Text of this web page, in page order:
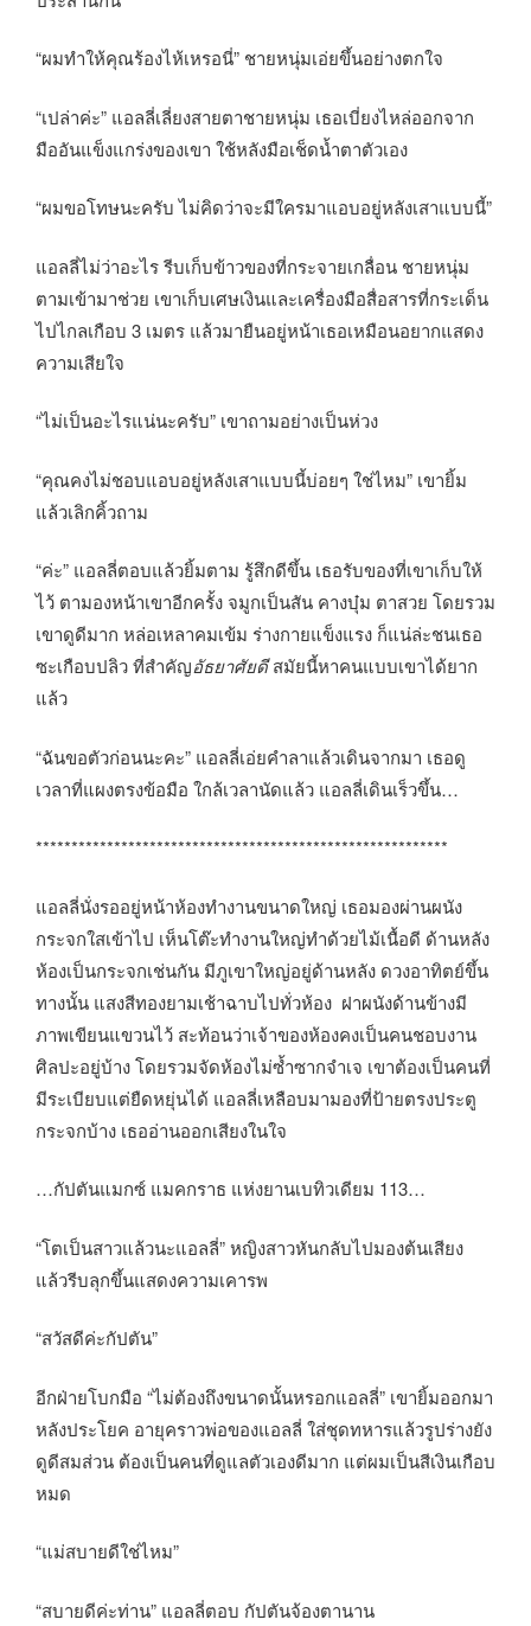
“ผมทำให้คุณร้องไห้เหรอนี่” ชายหนุ่มเอ่ยขึ้นอย่างตกใจ
“เปล่าค่ะ” แอลลี่เลี่ยงสายตาชายหนุ่ม เธอเบี่ยงไหล่ออกจาก
มืออันแข็งแกร่งของเขา ใช้หลังมือเช็ดน้ำตาตัวเอง
“ผมขอโทษนะครับ ไม่คิดว่าจะมีใครมาแอบอยู่หลังเสาแบบนี้”
แอลลี่ไม่ว่าอะไร รีบเก็บข้าวของที่กระจายเกลื่อน ชายหนุ่ม
ตามเข้ามาช่วย เขาเก็บเศษเงินและเครื่องมือสื่อสารที่กระเด็น
ไปไกลเกือบ 3 เมตร แล้วมายืนอยู่หน้าเธอเหมือนอยากแสดง
ความเสียใจ
“ไม่เป็นอะไรแน่นะครับ” เขาถามอย่างเป็นห่วง
“คุณคงไม่ชอบแอบอยู่หลังเสาแบบนี้บ่อยๆ ใช่ไหม” เขายิ้ม
แล้วเลิกคิ้วถาม
“ค่ะ” แอลลี่ตอบแล้วยิ้มตาม รู้สึกดีขึ้น เธอรับของที่เขาเก็บให้
ไว้ ตามองหน้าเขาอีกครั้ง จมูกเป็นสัน คางบุ๋ม ตาสวย โดยรวม
เขาดูดีมาก หล่อเหลาคมเข้ม ร่างกายแข็งแรง ก็แน่ล่ะชนเธอ
ซะเกือบปลิว ที่สำคัญอัธยาศัยดีสมัยนี้หาคนแบบเขาได้ยาก
แล้ว
“ฉันขอตัวก่อนนะคะ” แอลลี่เอ่ยคำลาแล้วเดินจากมา เธอดู
เวลาที่แผงตรงข้อมือ ใกล้เวลานัดแล้ว แอลลี่เดินเร็วขึ้น…
**********************************************************
แอลลี่นั่งรออยู่หน้าห้องทำงานขนาดใหญ่ เธอมองผ่านผนัง
กระจกใสเข้าไป เห็นโต๊ะทำงานใหญ่ทำด้วยไม้เนื้อดี ด้านหลัง
ห้องเป็นกระจกเช่นกัน มีภูเขาใหญ่อยู่ด้านหลัง ดวงอาทิตย์ขึ้น
ทางนั้น แสงสีทองยามเช้าฉาบไปทั่วห้อง ฝาผนังด้านข้างมี
ภาพเขียนแขวนไว้ สะท้อนว่าเจ้าของห้องคงเป็นคนชอบงาน
ศิลปะอยู่บ้าง โดยรวมจัดห้องไม่ซ้ำซากจำเจ เขาต้องเป็นคนที่
มีระเบียบแต่ยืดหยุ่นได้ แอลลี่เหลือบมามองที่ป้ายตรงประตู
กระจกบ้าง เธออ่านออกเสียงในใจ
…กัปตันแมกซ์ แมคกราธ แห่งยานเบทิวเดียม 113…
“โตเป็นสาวแล้วนะแอลลี่” หญิงสาวหันกลับไปมองต้นเสียง
แล้วรีบลุกขึ้นแสดงความเคารพ
“สวัสดีค่ะกัปตัน”
อีกฝ่ายโบกมือ “ไม่ต้องถึงขนาดนั้นหรอกแอลลี่” เขายิ้มออกมา
หลังประโยค อายุคราวพ่อของแอลลี่ ใส่ชุดทหารแล้วรูปร่างยัง
ดูดีสมส่วน ต้องเป็นคนที่ดูแลตัวเองดีมาก แต่ผมเป็นสีเงินเกือบ
หมด
“แม่สบายดีใช่ไหม”
“สบายดีค่ะท่าน” แอลลี่ตอบ กัปตันจ้องตานาน